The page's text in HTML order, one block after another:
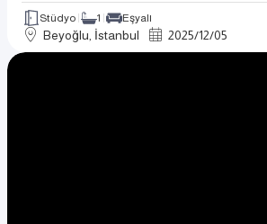
Stüdyo 1 Eşyalı
Beyoğlu, İstanbul 2025/12/05